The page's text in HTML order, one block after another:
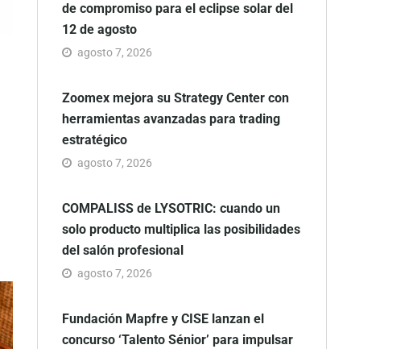
de compromiso para el eclipse solar del
12 de agosto
agosto 7, 2026
Zoomex mejora su Strategy Center con
herramientas avanzadas para trading
estratégico
agosto 7, 2026
COMPALISS de LYSOTRIC: cuando un
solo producto multiplica las posibilidades
del salón profesional
agosto 7, 2026
Fundación Mapfre y CISE lanzan el
concurso ‘Talento Sénior’ para impulsar